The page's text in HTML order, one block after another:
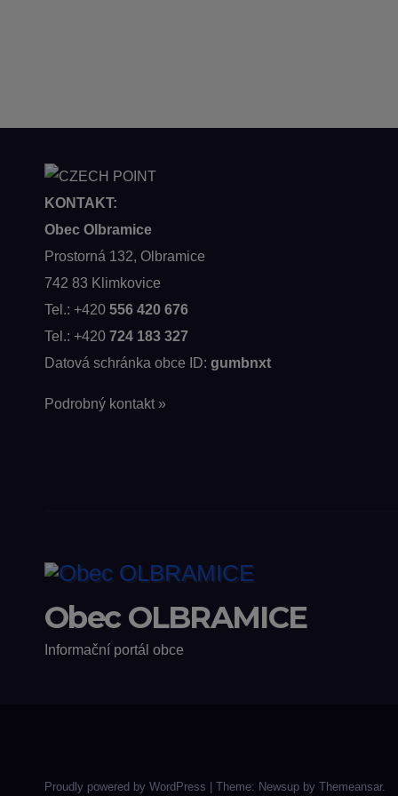
KONTAKT:
Obec Olbramice
Prostorná 132, Olbramice
742 83 Klimkovice
Tel.: +420 556 420 676
Tel.: +420 724 183 327
Datová schránka obce ID: gumbnxt
Podrobný kontakt »
Obec OLBRAMICE
Informační portál obce
Proudly powered by WordPress Theme: Newsup by Themeansar.